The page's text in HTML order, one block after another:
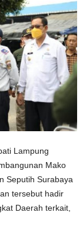
Lampung
Mako
Seputih Surabaya
tersebut hadir
Daerah terkait,